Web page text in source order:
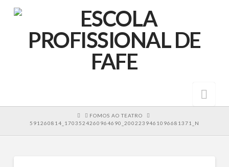
HOMEFOMOS AO TEATRO
591260814_1703524260964690_2002239461096681371_N